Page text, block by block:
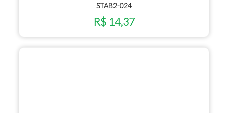
STAB2-024
R$ 14,37